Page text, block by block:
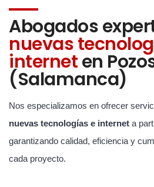
Abogados
nuevas
interneten
(Salamanca)
Nos especializamos en ofrecer
nuevas tecnologías e internet a
garantizando calidad, eficiencia y
cada proyecto.